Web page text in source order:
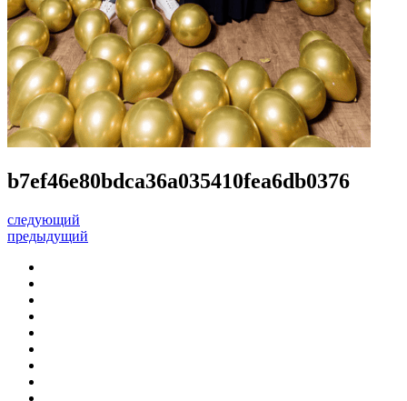
b7ef46e80bdca36a035410fea6db0376
следующий
предыдущий